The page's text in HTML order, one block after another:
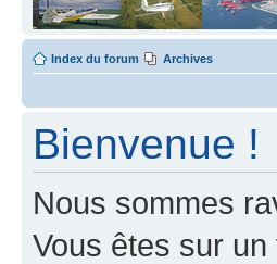
Index du forum Archives
Bienvenue !
Nous sommes
Vous êtes sur